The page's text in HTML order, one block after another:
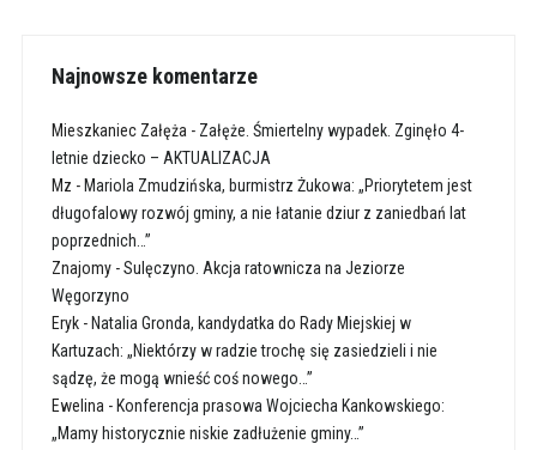
Najnowsze komentarze
Mieszkaniec Załęża- Załęże. Śmiertelny wypadek. Zginęło 4-
letnie dziecko – AKTUALIZACJA
Mz - Mariola Zmudzińska, burmistrz Żukowa: „Priorytetem jest
długofalowy rozwój gminy, a nie łatanie dziur z zaniedbań lat
poprzednich…”
Znajomy-Sulęczyno. Akcja ratownicza na Jeziorze
Węgorzyno
Eryk- Natalia Gronda, kandydatka do Rady Miejskiej w
Kartuzach: „Niektórzy w radzie trochę się zasiedzieli i nie
sądzę, że mogą wnieść coś nowego…”
Ewelina- Konferencja prasowa Wojciecha Kankowskiego:
„Mamy historycznie niskie zadłużenie gminy…”